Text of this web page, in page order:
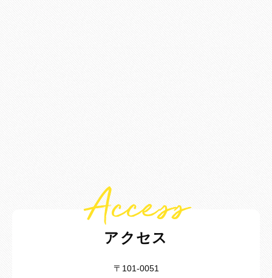
Access
アクセス
〒101-0051